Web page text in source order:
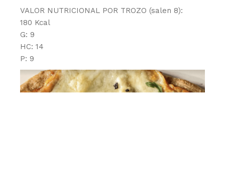
VALOR NUTRICIONAL POR TROZO (salen 8):
180 Kcal
G: 9
HC: 14
P: 9